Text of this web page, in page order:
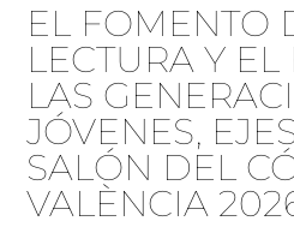
EL FOMENTO
LECTURA Y
LAS
JÓVENES,
SALÓN DEL
VALÈNCIA